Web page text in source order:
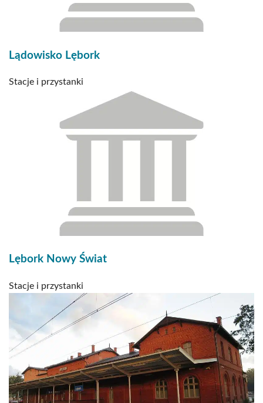
Lądowisko Lębork
Stacje i przystanki
Lębork Nowy Świat
Stacje i przystanki